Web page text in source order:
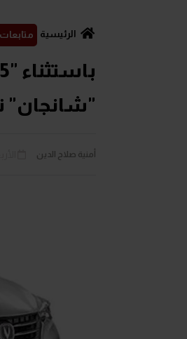
الرئيسية
"شانجان" تصل لـ
أمنية صلاح الدين